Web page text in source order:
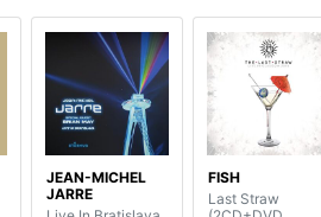
JEAN-MICHEL
JARRE
FISH
Last Straw